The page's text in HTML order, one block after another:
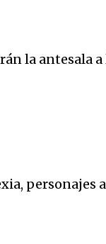
la antesala
personajes